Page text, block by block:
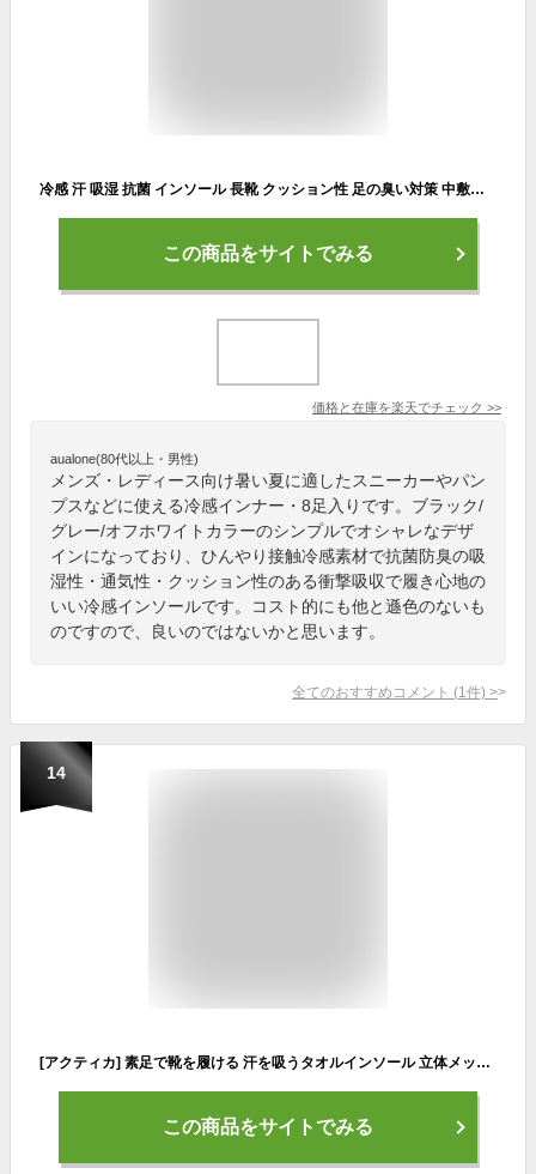
冷感 汗 吸湿 抗菌 インソール 長靴 クッション性 足の臭い対策 中敷き 涼しい 通気性 防臭 素足 パンプス スニーカー 8足入り 素足用 中敷 低反発 運動靴 消臭 ひんやり ラバーシューズ 放湿 素足用 素足 衝撃吸収 薄い 薄手 立ち仕事 メンズ レディース
この商品をサイトでみる
価格と在庫を楽天でチェック >>
aualone(80代以上・男性)
メンズ・レディース向け暑い夏に適したスニーカーやパン
プスなどに使える冷感インナー・8足入りです。ブラック/
グレー/オフホワイトカラーのシンプルでオシャレなデザ
インになっており、ひんやり接触冷感素材で抗菌防臭の吸
湿性・通気性・クッション性のある衝撃吸収で履き心地の
いい冷感インソールです。コスト的にも他と遜色のないも
のですので、良いのではないかと思います。
全てのおすすめコメント (1 件) >
14
[アクティカ] 素足で靴を履ける 汗を吸うタオルインソール 立体メッシュ2層構造 素足良好インソール タオルシリーズ ベージュ ベージュ女性用フリー(22~24.5cm)
この商品をサイトでみる